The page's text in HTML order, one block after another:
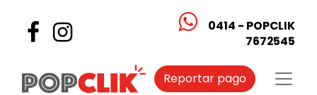
0414 - POPCLIK
7672545
Reportar pago